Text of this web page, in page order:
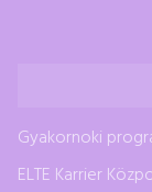
Gyakornoki
ELTE Karrier